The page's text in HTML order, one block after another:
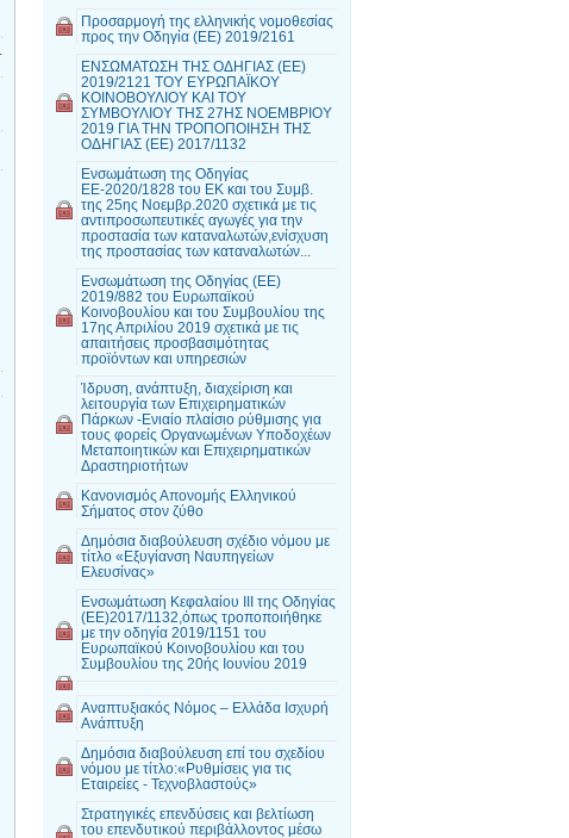
Προσαρμογή της ελληνικής νομοθεσίας
προς την Οδηγία (ΕΕ) 2019/2161
ΕΝΣΩΜΑΤΩΣΗ ΤΗΣ ΟΔΗΓΙΑΣ (ΕΕ)
2019/2121 ΤΟΥ ΕΥΡΩΠΑΪΚΟΥ
ΚΟΙΝΟΒΟΥΛΙΟΥ ΚΑΙ ΤΟΥ
ΣΥΜΒΟΥΛΙΟΥ ΤΗΣ 27ΗΣ ΝΟΕΜΒΡΙΟΥ
2019 ΓΙΑ ΤΗΝ ΤΡΟΠΟΠΟΙΗΣΗ ΤΗΣ
ΟΔΗΓΙΑΣ (ΕΕ) 2017/1132
Ενσωμάτωση της Οδηγίας
ΕΕ-2020/1828 του ΕΚ και του Συμβ.
της 25ης Νοεμβρ.2020 σχετικά με τις
αντιπροσωπευτικές αγωγές για την
προστασία των καταναλωτών,ενίσχυση
της προστασίας των καταναλωτών...
Ενσωμάτωση της Οδηγίας (ΕΕ)
2019/882 του Ευρωπαϊκού
Κοινοβουλίου και του Συμβουλίου της
17ης Απριλίου 2019 σχετικά με τις
απαιτήσεις προσβασιμότητας
προϊόντων και υπηρεσιών
Ίδρυση, ανάπτυξη, διαχείριση και
λειτουργία των Επιχειρηματικών
Πάρκων -Ενιαίο πλαίσιο ρύθμισης για
τους φορείς Οργανωμένων Υποδοχέων
Μεταποιητικών και Επιχειρηματικών
Δραστηριοτήτων
Κανονισμός Απονομής Ελληνικού
Σήματος στον ζύθο
Δημόσια διαβούλευση σχέδιο νόμου με
τίτλο «Εξυγίανση Ναυπηγείων
Ελευσίνας»
Ενσωμάτωση Κεφαλαίου III της Οδηγίας
(ΕΕ)2017/1132,όπως τροποποιήθηκε
με την οδηγία 2019/1151 του
Ευρωπαϊκού Κοινοβουλίου και του
Συμβουλίου της 20ής Ιουνίου 2019
Αναπτυξιακός Νόμος – Ελλάδα Ισχυρή
Ανάπτυξη
Δημόσια διαβούλευση επί του σχεδίου
νόμου με τίτλο:«Ρυθμίσεις για τις
Εταιρείες - Τεχνοβλαστούς»
Στρατηγικές επενδύσεις και βελτίωση
του επενδυτικού περιβάλλοντος μέσω